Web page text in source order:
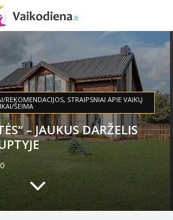
REKOMENDACIJOS, STRAIPSNIAI APIE VAIKŲ
ŠEIMA
– JAUKUS DARŽELIS
0